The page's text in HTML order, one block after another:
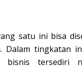
satu ini bisa
Dalam tingkatan
bisnis tersediri